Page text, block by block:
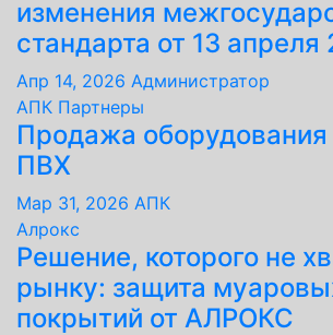
изменения
стандарта от 13 апреля
Апр 14, 2026 Администратор
АПК Партнеры
Продажа оборудования
ПВХ
Мар 31, 2026 АПК
Алрокс
Решение, которого не
рынку: защита
покрытий от АЛРОКС